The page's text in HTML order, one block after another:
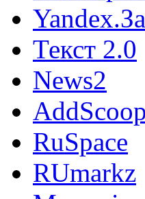
Текст 2.0
News2
AddScoop
RuSpace
RUmarkz